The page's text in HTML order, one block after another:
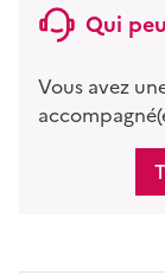
Qui
Vous avez